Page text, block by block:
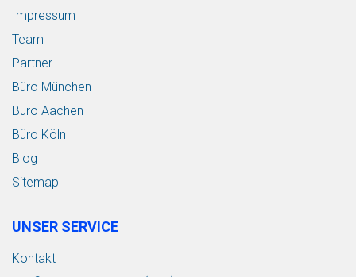
Impressum
Team
Partner
Büro München
Büro Aachen
Büro Köln
Blog
Sitemap
UNSER SERVICE
Kontakt